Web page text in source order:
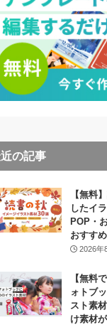
の記事
【無料
したイ
POP・
おすすめ
2026年
【無料
ォトブ
スト素
け素材